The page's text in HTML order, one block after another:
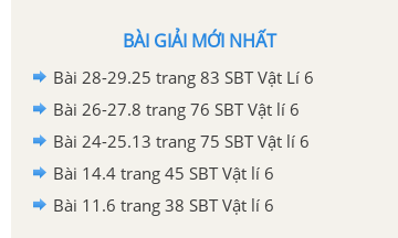
BÀI GIẢI MỚI NHẤT
Bài 28-29.25 trang 83 SBT Vật Lí 6
Bài 26-27.8 trang 76 SBT Vật lí 6
Bài 24-25.13 trang 75 SBT Vật lí 6
Bài 14.4 trang 45 SBT Vật lí 6
Bài 11.6 trang 38 SBT Vật lí 6